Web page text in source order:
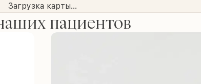
Загрузка карты...
пациентов